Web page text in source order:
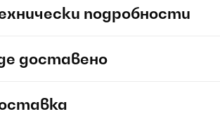
подробности
доставено